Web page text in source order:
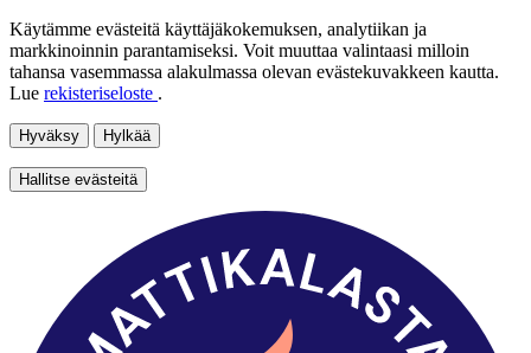
Käytämme evästeitä käyttäjäkokemuksen, analytiikan ja
markkinoinnin parantamiseksi. Voit muuttaa valintaasi milloin
tahansa vasemmassa alakulmassa olevan evästekuvakkeen kautta.
Lue rekisteriseloste .
Hyväksy Hylkää
Hallitse evästeitä